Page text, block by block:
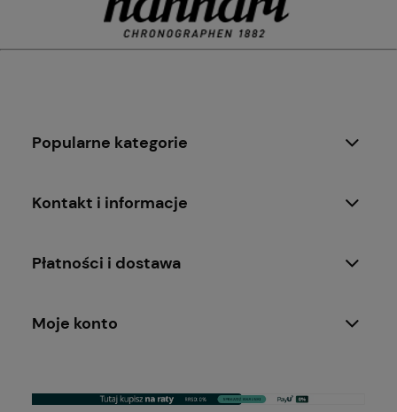
Popularne kategorie
Kontakt i informacje
Płatności i dostawa
Moje konto